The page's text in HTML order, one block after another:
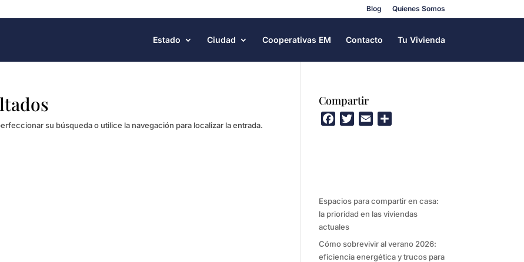
Blog Quienes Somos
Estado Ciudad Cooperativas EM Contacto Tu Vivienda
su búsqueda o utilice la navegación para localizar la entrada.
Compartir
o
k
r
t
i
Espacios para compartir en casa:
la prioridad en las viviendas
actuales
Cómo sobrevivir al verano 2026:
eficiencia energética y trucos para